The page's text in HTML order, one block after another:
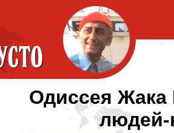
Одиссея Жака
людей-